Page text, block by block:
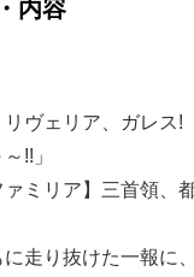
内容
リヴェリア、ガレ
!!」
ァミリア】三首領、
走り抜けた一報に